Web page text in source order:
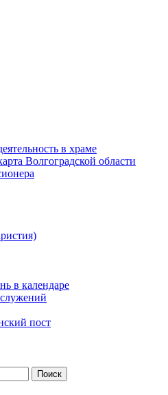
в храме
Волгоградской области
в календаре
пост